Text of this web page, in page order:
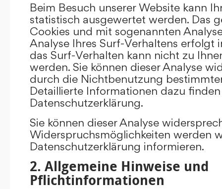
Beim Besuch unserer Website kann
statistisch ausgewertet werden. Das
Cookies und mit sogenannten
Analyse Ihres Surf-Verhaltens erfolgt
das Surf-Verhalten kann nicht zu
werden. Sie können dieser Analyse
durch die Nichtbenutzung
Detaillierte Informationen dazu
Datenschutzerklärung.
Sie können dieser Analyse
Widerspruchsmöglichkeiten werden
Datenschutzerklärung informieren.
2. Allgemeine Hinweise und
Pflichtinformationen